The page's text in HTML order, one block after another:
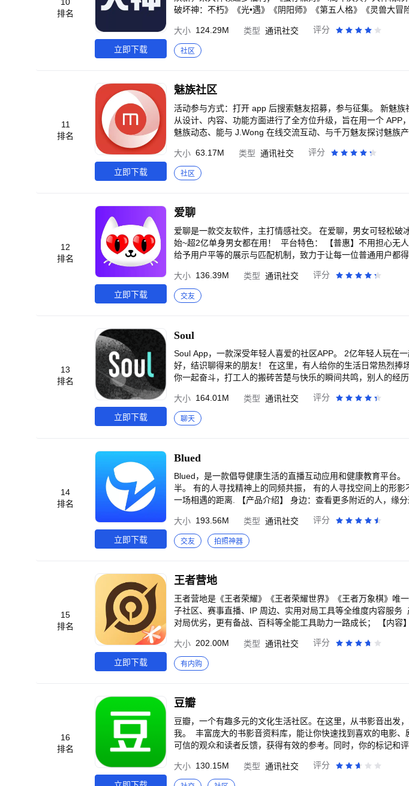
排名
立即下载
破坏神：不朽》《光•遇》《阴阳师》《第五人格》《灵兽大
天》等新游大作预约中，福利资讯、前瞻爆料一睹为快！ 来大
独家国服集结好礼！《炉石传说》全网最全炉石攻略站、炉石
界》福利攻略、天赋工具，轻松搞定职业天赋加点，畅玩艾泽
利，发现更有趣的游戏生活！
大小 124.29M 类型 通讯社交 评分
社区
11
排名
立即下载
魅族社区
活动参与方式：打开 app 后搜索魅友招募，参与征集。 新魅
从设计、内容、功能方面进行了全方位升级，旨在用一个 APP，就让你玩转手机与
魅族动态、能与 J.Wong 在线交流互动、与千万魅友探讨魅族
大小 63.17M 类型 通讯社交 评分
社区
12
排名
立即下载
爱聊
爱聊是一款交友软件，主打情感社交。 在爱聊，男女可轻松
始~超2亿单身男女都在用！ 平台特色： 【普惠】不用担心无
给予用户平等的展示与匹配机制，致力于让每一位普通用户都
效】不用担心发送消息石沉大海！ 爱聊首创智能推荐算法与自
率高，高效邂逅有缘人。 【产品功能】 同城速配：智能AI综
既听其声也见其人，全方位了解，更真实，更直接！ 语音速配
大小 136.39M 类型 通讯社交 评分
交友
13
排名
立即下载
Soul
Soul App，一款深受年轻人喜爱的社区APP。 2亿年轻人玩在一起，记录与分享生活中的有趣瞬间，展示自己的兴趣爱
好，结识聊得来的朋友！ 在这里，有人给你的生活日常热烈捧场，emo时彼此的温暖依靠，生活与学习的路上他们陪
你一起奋斗，打工人的搬砖苦楚与快乐的瞬间共鸣，别人的经历也能让你看
跟你一起畅聊与分享！ 功能介绍： 1、瞬间广场－无压力的表达，发现生活的有趣与精彩 2、灵魂奇遇－基于性格、
兴趣、三观进行测试，遇见灵魂共振的人 3、群聊派对－随时随地组
发现生活中真实美好的瞬间，随时随地分享与记录自己开心或
大小 164.01M 类型 通讯社交 评分
聊天
14
排名
立即下载
Blued
Blued，是一款倡导健康生活的直播互动应用和健康教育平台。 【在Blued，与他相遇】 每个孤独的人，都在寻找另一
半。 有的人寻找精神上的同频共振， 有的人寻找空间上的形影不分， 有人寻找挚友，有人寻找爱人。 你和他，只差
一场相遇的距离. 【产品介绍】 身边：查看更多附近的人，缘
全防护知识，给你一份有安全感的爱； 会员：自定义隐身、免广告、悄悄查
务：连续订阅会员 2、Blued会员服务条款：https://
lued.cn/term/vipterm Blued隐私条款：https://
大小 193.56M 类型 通讯社交 评分
交友 拍照神器
15
排名
立即下载
王者营地
王者营地是《王者荣耀》《王者荣耀世界》《王者万象棋》唯
子社区、赛事直播、IP 周边、实用对局工具等全维度内容服
对局优劣，更有备战、百科等全能工具助力一路成长； 【内容
你与搭子们的精彩高光片段，专属荣耀时刻尽数珍藏； 【赛事
互动、现场购票全流程； 【营地AI】覆盖智能检索、实时互动
你发现，尽在《王者营地》！
大小 202.00M 类型 通讯社交 评分
有内购
16
排名
豆瓣
豆瓣，一个有趣多元的文化生活社区。在这里，从书影音出发
我。 丰富庞大的书影音资料库，能让你快速找到喜欢的电影
可信的观众和读者反馈，获得有效的参考。同时，你的标记和
可以放大“关于我”的一切细枝末节，而不用担心陌生人没有耐
社会事件的观点……你甚至可以通过成立一个小组或发起一个
大小 130.15M 类型 通讯社交 评分